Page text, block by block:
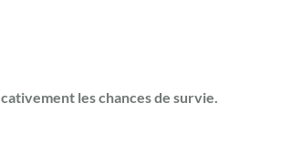
les chances de survie.